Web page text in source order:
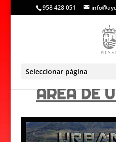
958 428 051
Seleccionar página
AREA DE